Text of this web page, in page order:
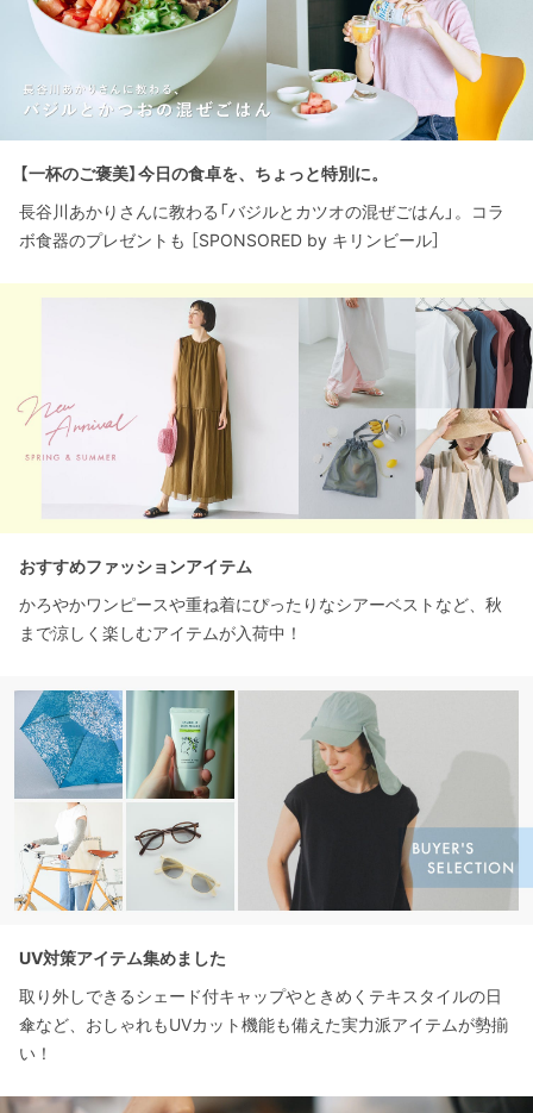
【一杯のご褒美】今日の食卓を、ちょっと特別に。
長谷川あかりさんに教わる「バジルとカツオの混ぜごはん」。コラ
ボ食器のプレゼントも ［SPONSORED by キリンビール］
おすすめファッションアイテム
かろやかワンピースや重ね着にぴったりなシアーベストなど、秋
まで涼しく楽しむアイテムが入荷中！
UV対策アイテム集めました
取り外しできるシェード付キャップやときめくテキスタイルの日
傘など、おしゃれもUVカット機能も備えた実力派アイテムが勢揃
い！